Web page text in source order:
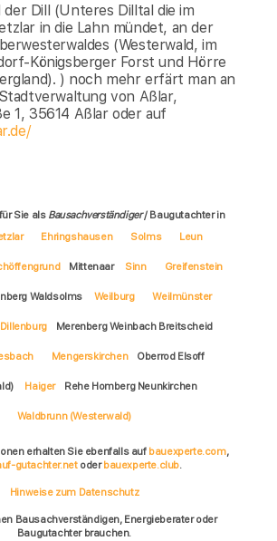
der Dill (Unteres Dilltal die im
in die Lahn mündet, an der
(Westerwald, im
Königsberger Forst und Hörre
) noch mehr erfärt man an
von Aßlar,
1, 35614 Aßlar oder auf
Sie als Bausachverständiger/ Baugutachter in
Ehringshausen Solms Leun
Mittenaar Sinn Greifenstein
Waldsolms Weilburg Weilmünster
Dillenburg Merenberg Weinbach Breitscheid
Mengerskirchen Oberrod Elsoff
Haiger Rehe Homberg Neunkirchen
Waldbrunn (Westerwald)
erhalten Sie ebenfalls auf bauexperte.com,
gutachter.netoderbauexperte.club.
Hinweise zum Datenschutz
Bausachverständigen, Energieberater oder
Baugutachter brauchen.